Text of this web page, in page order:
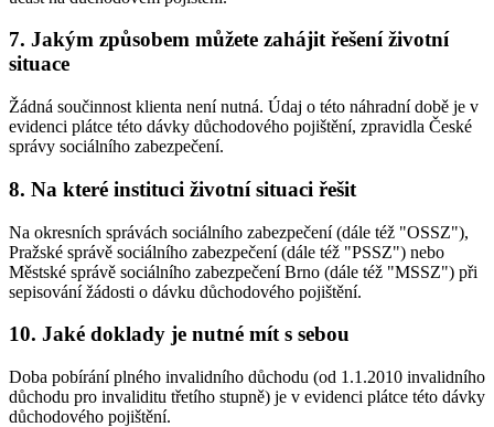
7. Jakým způsobem můžete zahájit řešení životní
situace
Žádná součinnost klienta není nutná. Údaj o této náhradní době je v
evidenci plátce této dávky důchodového pojištění, zpravidla České
správy sociálního zabezpečení.
8. Na které instituci životní situaci řešit
Na okresních správách sociálního zabezpečení (dále též "OSSZ"),
Pražské správě sociálního zabezpečení (dále též "PSSZ") nebo
Městské správě sociálního zabezpečení Brno (dále též "MSSZ") při
sepisování žádosti o dávku důchodového pojištění.
10. Jaké doklady je nutné mít s sebou
Doba pobírání plného invalidního důchodu (od 1.1.2010 invalidního
důchodu pro invaliditu třetího stupně) je v evidenci plátce této dávky
důchodového pojištění.